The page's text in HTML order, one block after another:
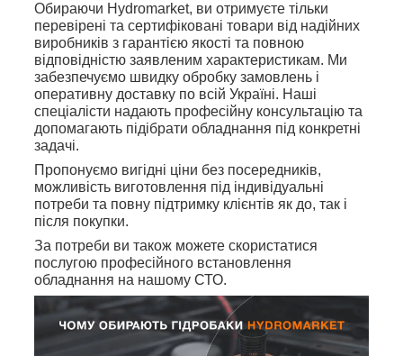
Обираючи Hydromarket, ви отримуєте тільки
перевірені та сертифіковані товари від надійних
виробників з гарантією якості та повною
відповідністю заявленим характеристикам. Ми
забезпечуємо швидку обробку замовлень і
оперативну доставку по всій Україні. Наші
спеціалісти надають професійну консультацію та
допомагають підібрати обладнання під конкретні
задачі.
Пропонуємо вигідні ціни без посередників,
можливість виготовлення під індивідуальні
потреби та повну підтримку клієнтів як до, так і
після покупки.
За потреби ви також можете скористатися
послугою професійного встановлення
обладнання на нашому СТО.